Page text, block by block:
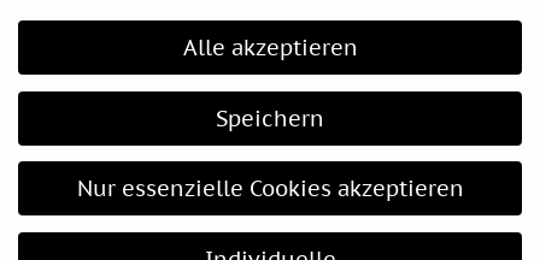
Oktober 2016
September 2016
August 2016
Alle akzeptieren
Speichern
Nur essenzielle Cookies akzeptieren